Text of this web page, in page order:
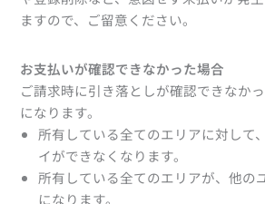
ますので、ご留意ください。
お支払いが確認できなかった場合
ご請求時に引き落としが確認できなか
になります。
所有している全てのエリアに対して
イができなくなります。
所有している全てのエリアが、他の
になります。